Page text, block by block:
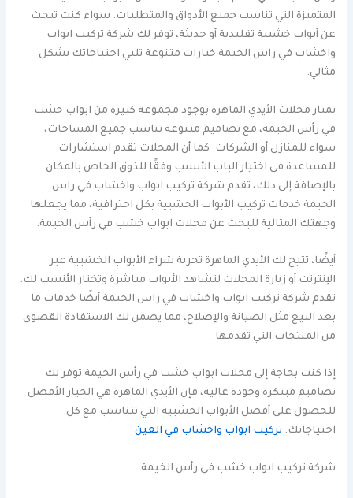
المتميزة التي تناسب جميع الأذواق والمتطلبات. سواء كنت تبحث
عن أبواب خشبية تقليدية أو حديثة، توفر لك شركة تركيب ابواب
واخشاب في راس الخيمة خيارات متنوعة تلبي احتياجاتك بشكل
مثالي.
تمتاز محلات الأيدي الماهرة بوجود مجموعة كبيرة من ابواب خشب
في رأس الخيمة، مع تصاميم متنوعة تناسب جميع المساحات،
سواء للمنازل أو الشركات. كما أن المحلات تقدم استشارات
للمساعدة في اختيار الباب الأنسب وفقًا للذوق الخاص بالمكان.
بالإضافة إلى ذلك، تقدم شركة تركيب ابواب واخشاب في راس
الخيمة خدمات تركيب الأبواب الخشبية بكل احترافية، مما يجعلها
وجهتك المثالية للبحث عن محلات ابواب خشب في رأس الخيمة.
أيضًا، تتيح لك الأيدي الماهرة تجربة شراء الأبواب الخشبية عبر
الإنترنت أو زيارة المحلات لتشاهد الأبواب مباشرة وتختار الأنسب لك.
تقدم شركة تركيب ابواب واخشاب في راس الخيمة أيضًا خدمات ما
بعد البيع مثل الصيانة والإصلاح، مما يضمن لك الاستفادة القصوى
من المنتجات التي تقدمها.
إذا كنت بحاجة إلى محلات ابواب خشب في رأس الخيمة توفر لك
تصاميم مبتكرة وجودة عالية، فإن الأيدي الماهرة هي الخيار الأفضل
للحصول على أفضل الأبواب الخشبية التي تتناسب مع كل
احتياجاتك. تركيب ابواب واخشاب في العين
شركة تركيب ابواب خشب في رأس الخيمة